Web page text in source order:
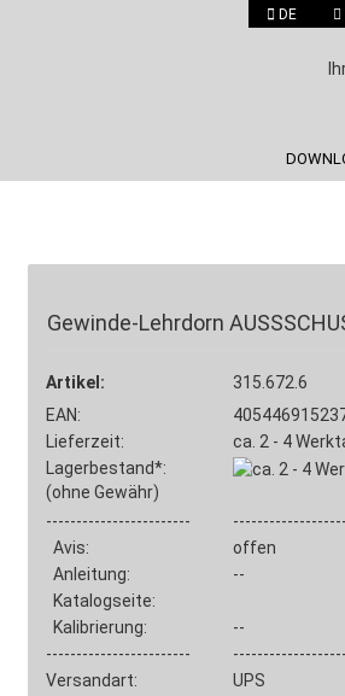
DE
Passwort vergessen?
Gewinde-Lehrdorn
Artikel:
315.672.6
EAN:
Lieferzeit:
ca. 2 - 4
Lagerbestand*:
(ohne Gewähr)
------------------------
Avis:
offen
Anleitung:
--
Katalogseite:
Kalibrierung:
--
------------------------
Versandart:
UPS